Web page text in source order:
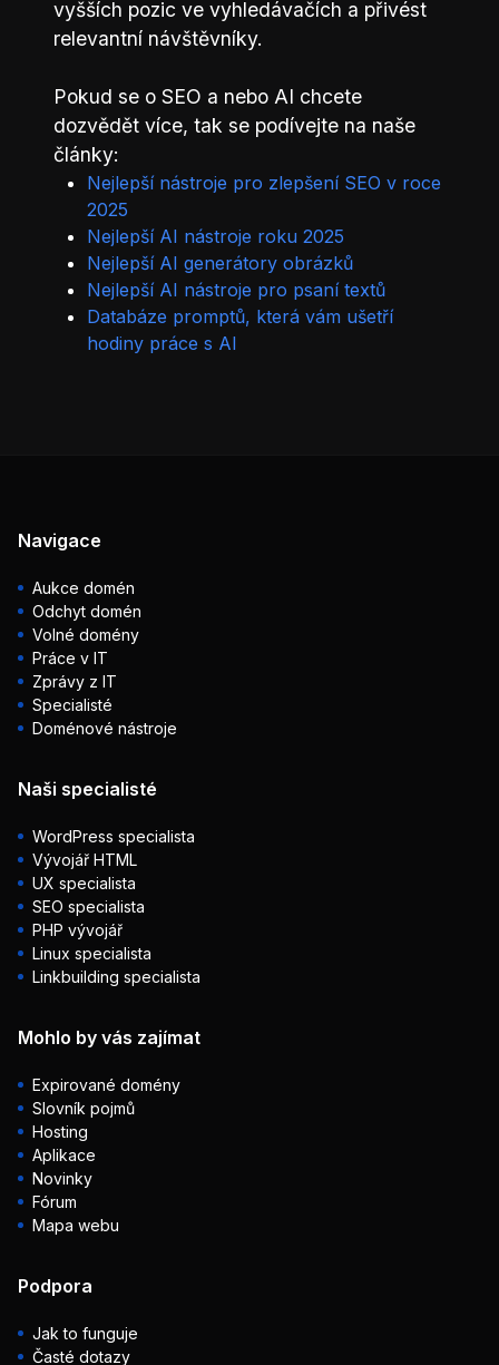
vyšších pozic ve vyhledávačích a přivést
relevantní návštěvníky.
Pokud se o SEO a nebo AI chcete
dozvědět více, tak se podívejte na naše
články:
Nejlepší nástroje pro zlepšení SEO v roce
2025
Nejlepší AI nástroje roku 2025
Nejlepší AI generátory obrázků
Nejlepší AI nástroje pro psaní textů
Databáze promptů, která vám ušetří
hodiny práce s AI
Navigace
Aukce domén
Odchyt domén
Volné domény
Práce v IT
Zprávy z IT
Specialisté
Doménové nástroje
Naši specialisté
WordPress specialista
Vývojář HTML
UX specialista
SEO specialista
PHP vývojář
Linux specialista
Linkbuilding specialista
Mohlo by vás zajímat
Expirované domény
Slovník pojmů
Hosting
Aplikace
Novinky
Fórum
Mapa webu
Podpora
Jak to funguje
Časté dotazy